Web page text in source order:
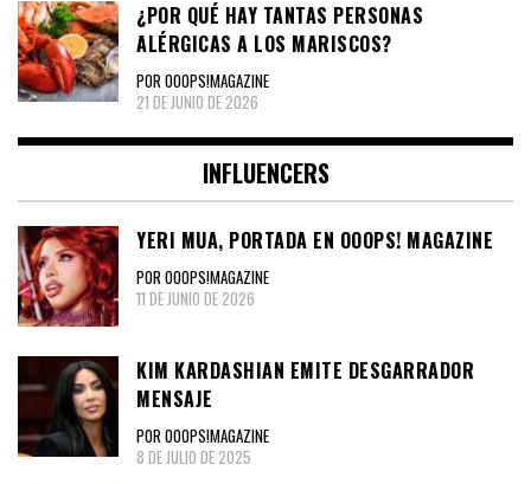
¿POR QUÉ HAY TANTAS PERSONAS
ALÉRGICAS A LOS MARISCOS?
POR OOOPS!MAGAZINE
21 DE JUNIO DE 2026
INFLUENCERS
YERI MUA, PORTADA EN OOOPS! MAGAZINE
POR OOOPS!MAGAZINE
11 DE JUNIO DE 2026
KIM KARDASHIAN EMITE DESGARRADOR
MENSAJE
POR OOOPS!MAGAZINE
8 DE JULIO DE 2025